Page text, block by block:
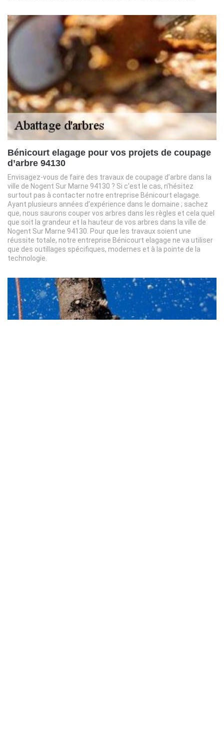
Bénicourt elagage pour vos projets de coupage
d’arbre 94130
Envisagez-vous de faire des travaux de coupage d’arbre dans la
ville de Nogent Sur Marne 94130 ? Si c’est le cas, n’hésitez
surtout pas à contacter notre entreprise Bénicourt elagage.
Ayant plusieurs années d’expérience dans le domaine ; sachez
que, nous saurons couper vos arbres dans les règles et cela quel
que soit la grandeur et la hauteur de vos arbres dans la ville de
Nogent Sur Marne 94130. Pour que les travaux soient une
réussite totale, notre entreprise Bénicourt elagage ne va utiliser
que des outillages spécifiques, modernes et à la pointe de la
technologie.